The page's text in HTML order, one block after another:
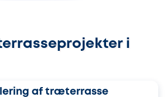
i
af træterrasse